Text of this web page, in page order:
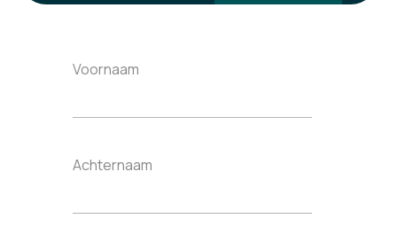
Voornaam
Achternaam